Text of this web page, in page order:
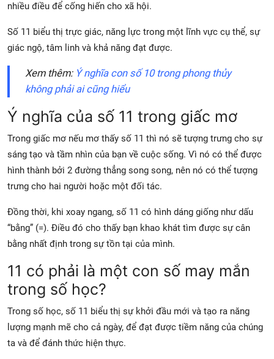
nhiều điều để cống hiến cho xã hội.
Số 11 biểu thị trực giác, năng lực trong một lĩnh vực cụ thể, sự
giác ngộ, tâm linh và khả năng đạt được.
Xem thêm: Ý nghĩa con số 10 trong phong thủy
không phải ai cũng hiểu
Ý nghĩa của số 11 trong giấc mơ
Trong giấc mơ nếu mơ thấy số 11 thì nó sẽ tượng trưng cho sự
sáng tạo và tầm nhìn của bạn về cuộc sống. Vì nó có thể được
hình thành bởi 2 đường thẳng song song, nên nó có thể tượng
trưng cho hai người hoặc một đối tác.
Đồng thời, khi xoay ngang, số 11 có hình dáng giống như dấu
“bằng” (=). Điều đó cho thấy bạn khao khát tìm được sự cân
bằng nhất định trong sự tồn tại của mình.
11 có phải là một con số may mắn
trong số học?
Trong số học, số 11 biểu thị sự khởi đầu mới và tạo ra năng
lượng mạnh mẽ cho cả ngày, để đạt được tiềm năng của chúng
ta và để đánh thức hiện thực.